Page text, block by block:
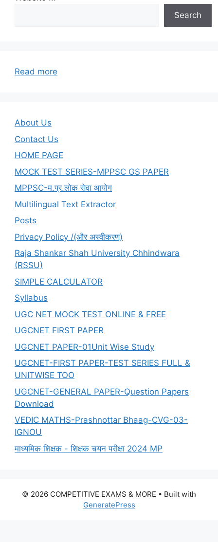
Search
Read more
Download
About Us
Contact Us
HOME PAGE
MOCK TEST SERIES-MPPSC GS PAPER
MPPSC-म.प्र.लोक सेवा आयोग
Multilingual Text Extractor
Posts
Privacy Policy /(और अस्वीकरण)
Raja Shankar Shah University Chhindwara
(RSSU)
SIMPLE CALCULATOR
Syllabus
UGC NET MOCK TEST ONLINE & FREE
UGCNET FIRST PAPER
UGCNET PAPER-01Unit Wise Study
UGCNET-FIRST PAPER-TEST SERIES FULL &
UNITWISE TOO
UGCNET-GENERAL PAPER-Question Papers
Download
VEDIC MATHS-Prashnottar Bhaag-CVG-03-
IGNOU
माध्यमिक शिक्षक - शिक्षक चयन परीक्षा 2024 MP
© 2026 COMPETITIVE EXAMS & MORE • Built with
GeneratePress